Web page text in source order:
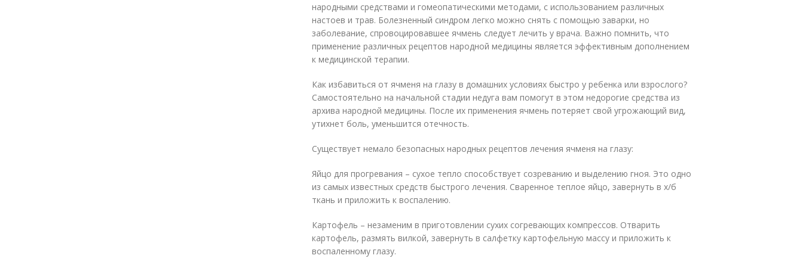
народными средствами и гомеопатическими методами, с использованием различных
настоев и трав. Болезненный синдром легко можно снять с помощью заварки, но
заболевание, спровоцировавшее ячмень следует лечить у врача. Важно помнить, что
применение различных рецептов народной медицины является эффективным дополнением
к медицинской терапии.
Как избавиться от ячменя на глазу в домашних условиях быстро у ребенка или взрослого?
Самостоятельно на начальной стадии недуга вам помогут в этом недорогие средства из
архива народной медицины. После их применения ячмень потеряет свой угрожающий вид,
утихнет боль, уменьшится отечность.
Существует немало безопасных народных рецептов лечения ячменя на глазу:
Яйцо для прогревания – сухое тепло способствует созреванию и выделению гноя. Это одно
из самых известных средств быстрого лечения. Сваренное теплое яйцо, завернуть в х/б
ткань и приложить к воспалению.
Картофель – незаменим в приготовлении сухих согревающих компрессов. Отварить
картофель, размять вилкой, завернуть в салфетку картофельную массу и приложить к
воспаленному глазу.